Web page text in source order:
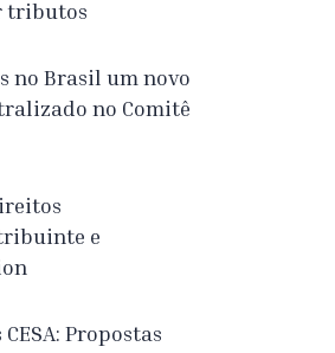
tributos
no Brasil um novo
no Comitê
e
Propostas